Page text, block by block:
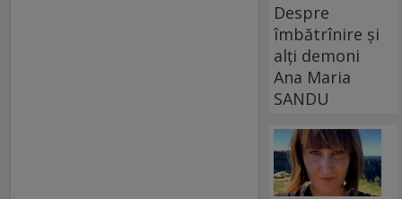
Despre
îmbătrînire și
alți demoni
Ana Maria
SANDU